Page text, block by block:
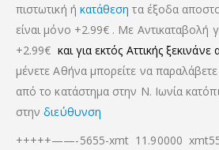
πιστωτική ή κατάθεση τα έξοδα
είναι μόνο +2.99€ . Με Αντικαταβολή
+2.99€ και για εκτός Αττικής
μένετε Αθήνα μπορείτε να
από το κατάστημα στην Ν. Ιωνία
στηνδιεύθυνση
+++++——-5655-xmt 11.90000